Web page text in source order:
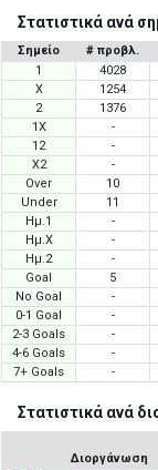
Στατιστικά ανά
Σημείο # προβλ.
1
4028
X
1254
2
1376
1X
-
12
-
X2
-
Over
10
Under
11
Ημ.1
-
Ημ.X
-
Ημ.2
-
Goal
5
No Goal
-
0-1 Goal
-
2-3 Goals
-
4-6 Goals
-
7+ Goals
-
Στατιστικά ανά
Διοργάνωση